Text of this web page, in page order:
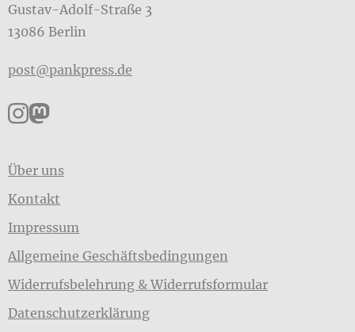
Gustav-Adolf-Straße 3
13086 Berlin
post@pankpress.de
Pankpress auf Instagram
Pankpress auf Mastodon
Über uns
Kontakt
Impressum
Allgemeine Geschäftsbedingungen
Widerrufsbelehrung & Widerrufsformular
Datenschutzerklärung